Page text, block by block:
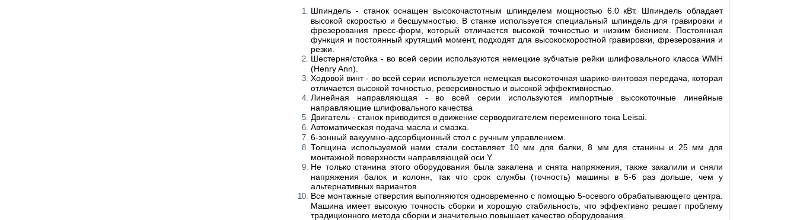
Шпиндель - станок оснащен высокочастотным шпинделем мощностью 6.0 кВт. Шпиндель обладает
высокой скоростью и бесшумностью. В станке используется специальный шпиндель для гравировки и
фрезерования пресс-форм, который отличается высокой точностью и низким биением. Постоянная
функция и постоянный крутящий момент, подходят для высокоскоростной гравировки, фрезерования и
резки.
Шестерня/стойка - во всей серии используются немецкие зубчатые рейки шлифовального класса WMH
(Henry Ann).
Ходовой винт - во всей серии используется немецкая высокоточная шарико-винтовая передача, которая
отличается высокой точностью, реверсивностью и высокой эффективностью.
Линейная направляющая - во всей серии используются импортные высокоточные линейные
направляющие шлифовального качества
Двигатель - станок приводится в движение серводвигателем переменного тока Leisai.
Автоматическая подача масла и смазка.
6-зонный вакуумно-адсорбционный стол с ручным управлением.
Толщина используемой нами стали составляет 10 мм для балки, 8 мм для станины и 25 мм для
монтажной поверхности направляющей оси Y.
Не только станина этого оборудования была закалена и снята напряжения, также закалили и сняли
напряжения балок и колонн, так что срок службы (точность) машины в 5-6 раз дольше, чем у
альтернативных вариантов.
Все монтажные отверстия выполняются одновременно с помощью 5-осевого обрабатывающего центра.
Машина имеет высокую точность сборки и хорошую стабильность, что эффективно решает проблему
традиционного метода сборки и значительно повышает качество оборудования.